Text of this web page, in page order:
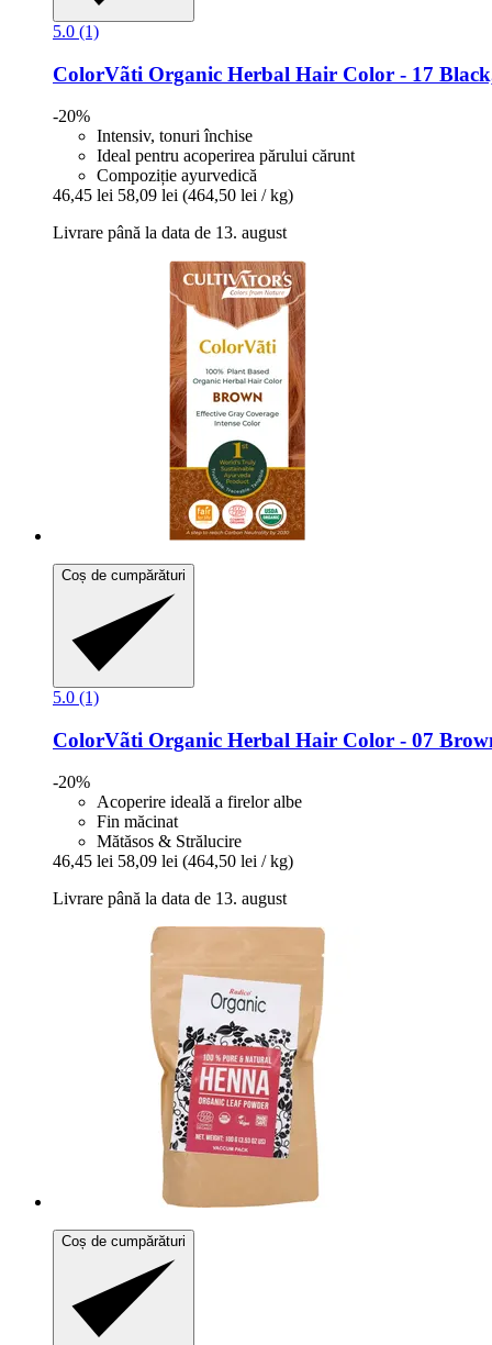
5.0 (1)
ColorVãti Organic Herbal Hair Color -​ 17
-20%
Intensiv, tonuri închise
Ideal pentru acoperirea părului cărunt
Compoziție ayurvedică
46,45 lei 58,09 lei (464,50 lei / kg)
Livrare până la data de 13. august
Coș de cumpărături
5.0 (1)
ColorVãti Organic Herbal Hair Color -​ 07
-20%
Acoperire ideală a firelor albe
Fin măcinat
Mătăsos & Strălucire
46,45 lei 58,09 lei (464,50 lei / kg)
Livrare până la data de 13. august
Coș de cumpărături